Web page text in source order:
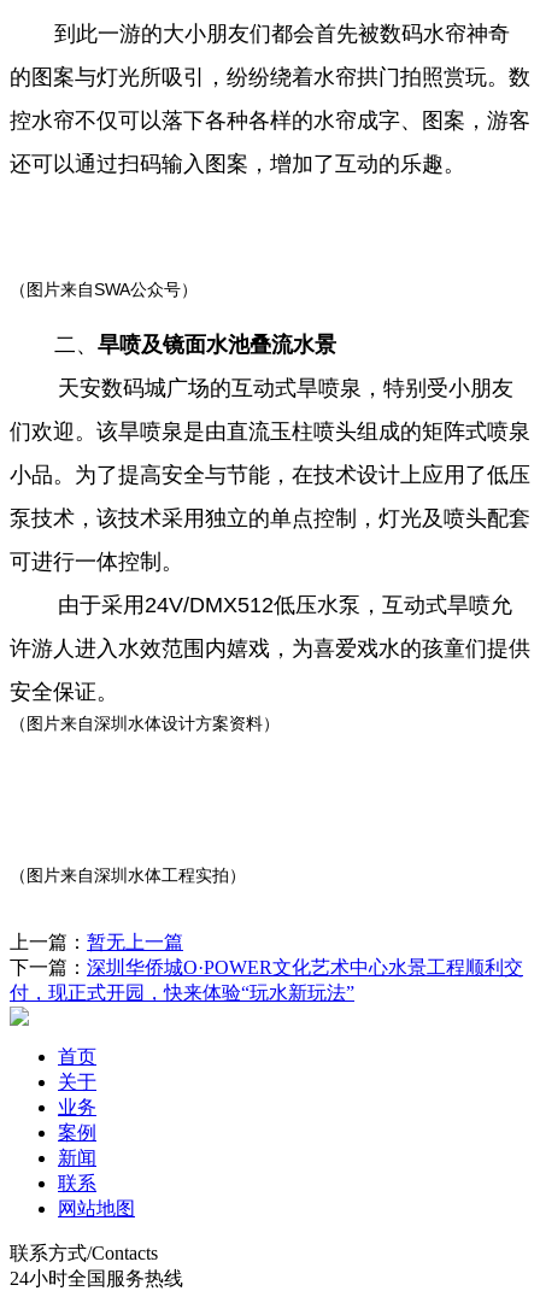
到此一游的大小朋友们都会首先被数码水帘神奇
的图案与灯光所吸引，纷纷绕着水帘拱门拍照赏玩。数
控水帘不仅可以落下各种各样的水帘成字、图案， 游客
还可以通过扫码输入图案，增加了互动的乐趣。
（图片来自SWA公众号）
二、 旱喷及镜面水池叠流水景
天安数码城广场的互动式旱喷泉，特别受小朋友
们欢迎。该旱喷泉是由直流玉柱喷头组成的矩阵式喷泉
小品。为了提高安全与节能，在技术设计上应用了低压
泵技术，该技术采用独立的单点控制，灯光及喷头配套
可进行一体控制。
由于采用24V/DMX512低压水泵，互动式旱喷允
许游人进入水效范围内嬉戏，为喜爱戏水的孩童们提供
安全保证。
（图片来自深圳水体设计方案资料）
（图片来自深圳水体工程实拍）
上一篇： 暂无上一篇
下一篇： 深圳华侨城O·POWER文化艺术中心水景工程顺利交
付，现正式开园，快来体验“玩水新玩法”
首页
关于
业务
案例
新闻
联系
网站地图
联系方式/Contacts
24小时全国服务热线